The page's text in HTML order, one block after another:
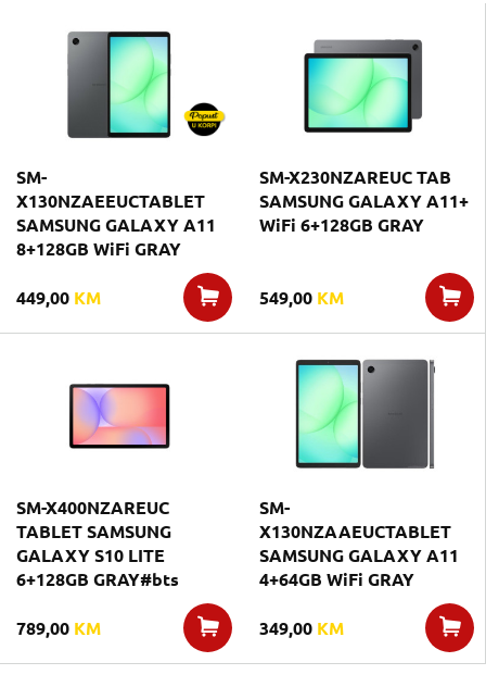
SM-
X130NZAEEUCTABLET
SAMSUNG GALAXY A11
8+128GB WiFi GRAY
449,00 KM
SM-X230NZAREUC TAB
SAMSUNG GALAXY A11+
WiFi 6+128GB GRAY
549,00 KM
SM-X400NZAREUC
TABLET SAMSUNG
GALAXY S10 LITE
6+128GB GRAY#bts
789,00 KM
SM-
X130NZAAEUCTABLET
SAMSUNG GALAXY A11
4+64GB WiFi GRAY
349,00 KM